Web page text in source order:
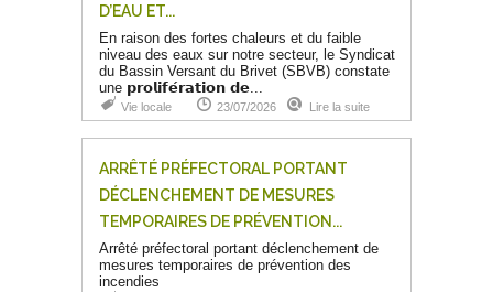
D’EAU ET...
En raison des fortes chaleurs et du faible
niveau des eaux sur notre secteur, le Syndicat
du Bassin Versant du Brivet (SBVB) constate
une 𝗽𝗿𝗼𝗹𝗶𝗳𝗲́𝗿𝗮𝘁𝗶𝗼𝗻 𝗱𝗲...
Vie locale 23/07/2026 Lire la suite
ARRÊTÉ PRÉFECTORAL PORTANT
DÉCLENCHEMENT DE MESURES
TEMPORAIRES DE PRÉVENTION...
Arrêté préfectoral portant déclenchement de
mesures temporaires de prévention des
incendies